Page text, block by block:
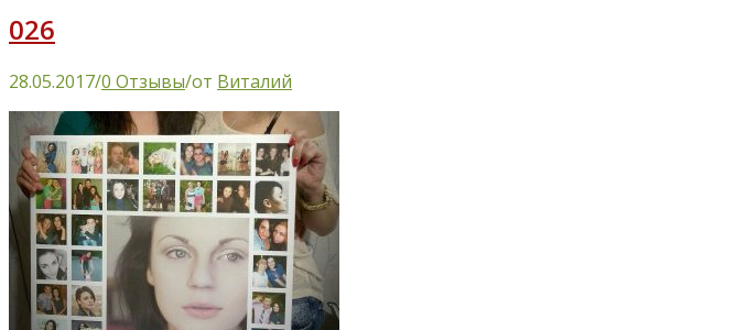
026
28.05.2017/0 Отзывы/от Виталий